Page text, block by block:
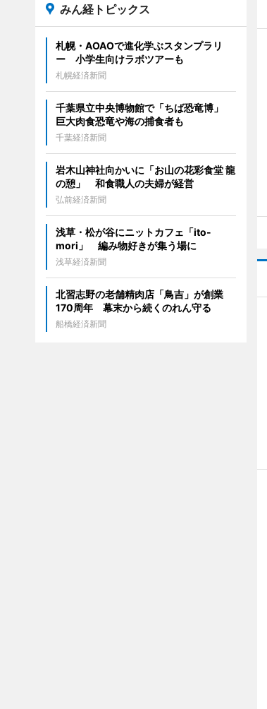
みん経トピックス
札幌・AOAOで進化学ぶスタンプラリ
ー 小学生向けラボツアーも
札幌経済新聞
千葉県立中央博物館で「ちば恐竜博」
巨大肉食恐竜や海の捕食者も
千葉経済新聞
岩木山神社向かいに「お山の花彩食堂 龍
の憩」 和食職人の夫婦が経営
弘前経済新聞
浅草・松が谷にニットカフェ「ito-
mori」 編み物好きが集う場に
浅草経済新聞
北習志野の老舗精肉店「鳥吉」が創業
170周年 幕末から続くのれん守る
船橋経済新聞